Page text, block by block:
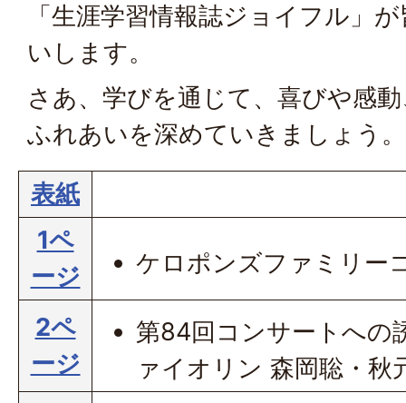
「生涯学習情報誌ジョイフル」
いします。
さあ、学びを通じて、喜びや感
ふれあいを深めていきましょう。
表紙
1ペ
ージ
ケロポンズファミリー
2ペ
ージ
第84回コンサートへの
ァイオリン 森岡聡・秋